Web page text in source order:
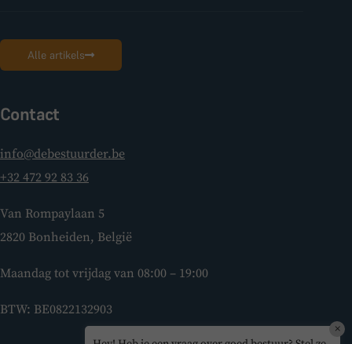
Alle artikels
Contact
info@debestuurder.be
+32 472 92 83 36
Van Rompaylaan 5
2820 Bonheiden, België
Maandag tot vrijdag van 08:00 – 19:00
BTW: BE0822132903
×